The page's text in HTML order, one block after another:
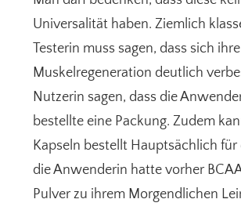
Universalität haben. Ziemlich
Testerin muss sagen, dass sich ihre
Muskelregeneration deutlich
Nutzerin sagen, dass die
bestellte eine Packung. Zudem
Kapseln bestellt Hauptsächlich für
die Anwenderin hatte vorher
Pulver zu ihrem Morgendlichen